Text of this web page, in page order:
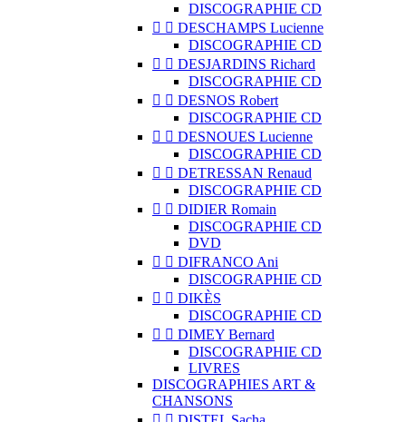
DISCOGRAPHIE CD
  DESCHAMPS Lucienne
DISCOGRAPHIE CD
  DESJARDINS Richard
DISCOGRAPHIE CD
  DESNOS Robert
DISCOGRAPHIE CD
  DESNOUES Lucienne
DISCOGRAPHIE CD
  DETRESSAN Renaud
DISCOGRAPHIE CD
  DIDIER Romain
DISCOGRAPHIE CD
DVD
  DIFRANCO Ani
DISCOGRAPHIE CD
  DIKÈS
DISCOGRAPHIE CD
  DIMEY Bernard
DISCOGRAPHIE CD
LIVRES
DISCOGRAPHIES ART &
CHANSONS